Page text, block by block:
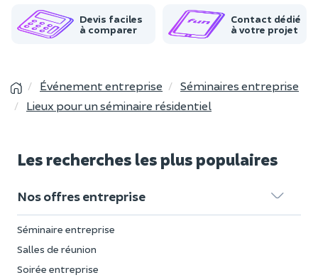
Devis faciles
à comparer
Contact dédié
à votre projet
Événement entreprise
Séminaires entreprise
Lieux pour un séminaire résidentiel
Les recherches les plus populaires
Nos offres entreprise
Séminaire entreprise
Salles de réunion
Soirée entreprise